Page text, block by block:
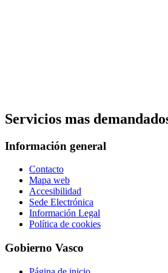
Servicios mas
Información general
Contacto
Mapa web
Accesibilidad
Sede Electrónica
Información Legal
Política de cookies
Gobierno Vasco